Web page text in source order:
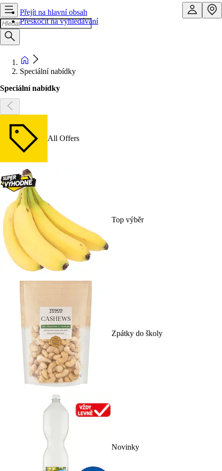
Přejít na hlavní obsah
Přeskočit na vyhledávání
Speciální nabídky
Speciální nabídky
All Offers
Top výběr
Zpátky do školy
Novinky